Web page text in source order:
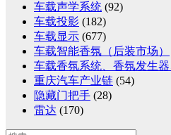
车载声学系统 (92)
车载投影 (182)
车载显示 (677)
车载智能香氛（后装市场）
车载香氛系统、香氛发生
重庆汽车产业链 (54)
隐藏门把手 (28)
雷达 (170)